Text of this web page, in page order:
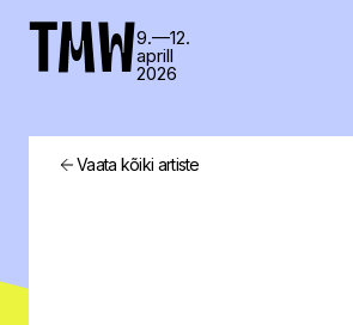
TMW9.—12.
aprill
2026
Vaata kõiki artiste